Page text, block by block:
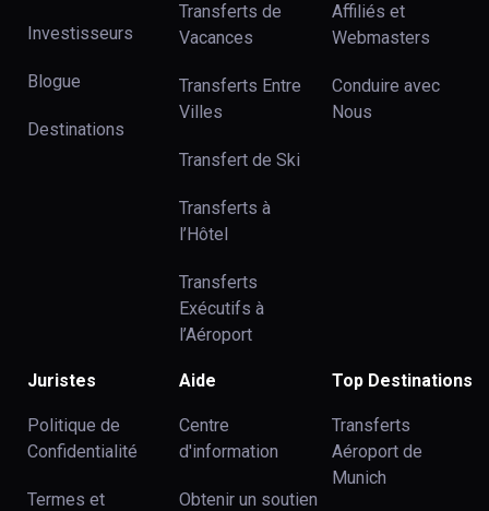
Investisseurs
Blogue
Destinations
Transferts de
Vacances
Transferts Entre
Villes
Transfert de Ski
Transferts à
l’Hôtel
Transferts
Exécutifs à
l’Aéroport
Affiliés et
Webmasters
Conduire avec
Nous
Juristes
Politique de
Confidentialité
Termes et
Aide
Centre
d'information
Obtenir un soutien
Top Destinations
Transferts
Aéroport de
Munich